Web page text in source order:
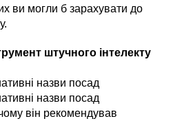
ви могли б зарахувати до
штучного інтелекту
назви посад
назви посад
він рекомендував